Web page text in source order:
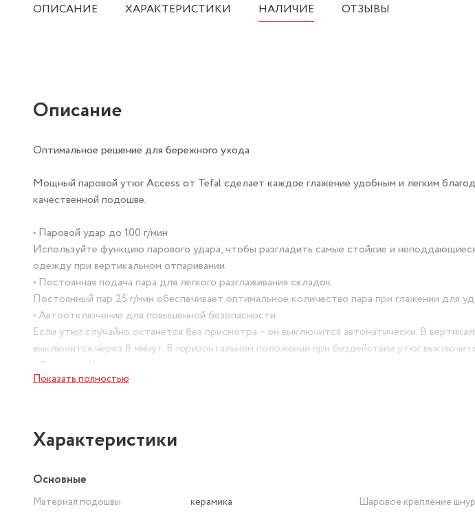
ОПИСАНИЕ ХАРАКТЕРИСТИКИ НАЛИЧИЕ ОТЗЫВЫ
Описание
Оптимальное решение для бережного ухода
Мощный паровой утюг Access от Tefal сделает каждое глажение удобным и легким
качественной подошве.
• Паровой удар до 100 г/мин
Используйте функцию парового удара, чтобы разгладить самые стойкие и
одежду при вертикальном отпаривании.
• Постоянная подача пара для легкого разглаживания складок
Постоянный пар 25 г/мин обеспечивает оптимальное количество пара при глажении для
• Автоотключение для повышенной безопасности
Если утюг случайно останется без присмотра – он выключится автоматически. В
выключится через 8 минут. В горизонтальном положении при бездействии утюг
• Функция «Капля-стоп»
Функция «Капля-стоп» предотвращает попадание капель воды на вашу одежду во время
• Эргономичная кнопка пара
Благодаря удобному расположению кнопки прямо под ручкой вы сможете использовать
• Ремонтируемое изделие
Разработано с учетом простоты ремонта,
Показать полностью
Характеристики
Основные
Материал подошвы
керамика
Шаровое крепление